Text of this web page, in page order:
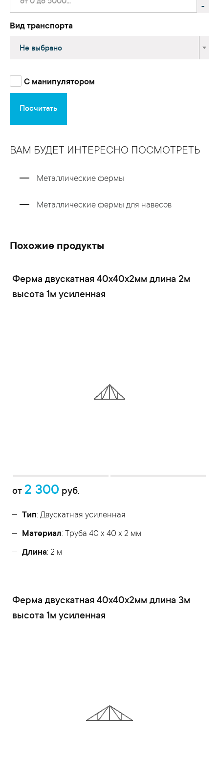
-
Вид транспорта
Не выбрано
С манипулятором
Посчитать
ВАМ БУДЕТ ИНТЕРЕСНО ПОСМОТРЕТЬ
Металлические фермы
Металлические фермы для навесов
Похожие продукты
Ферма двускатная 40x40x2мм длина 2м
высота 1м усиленная
от 2 300 руб.
Тип: Двускатная усиленная
Материал: Труба 40 x 40 x 2 мм
Длина: 2 м
Ферма двускатная 40x40x2мм длина 3м
высота 1м усиленная